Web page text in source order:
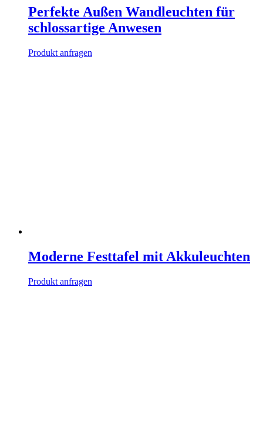
Perfekte Außen Wandleuchten für
schlossartige Anwesen
Produkt anfragen
Moderne Festtafel mit Akkuleuchten
Produkt anfragen